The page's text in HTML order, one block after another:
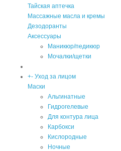
Тайская аптечка
Массажные масла и кремы
Дезодоранты
Аксессуары
Маникюр/педикюр
Мочалки/щетки
+- Уход за лицом
Маски
Альгинатные
Гидрогелевые
Для контура лица
Карбокси
Кислородные
Ночные